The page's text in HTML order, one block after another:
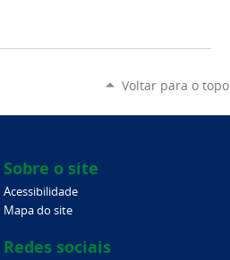
Voltar para o topo
Sobre o site
Acessibilidade
Mapa do site
Redes sociais